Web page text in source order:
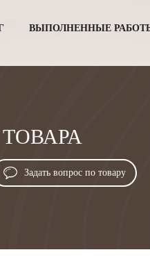
ВЫПОЛНЕННЫЕ
0 Купить в
Больше
Задать вопрос по товару